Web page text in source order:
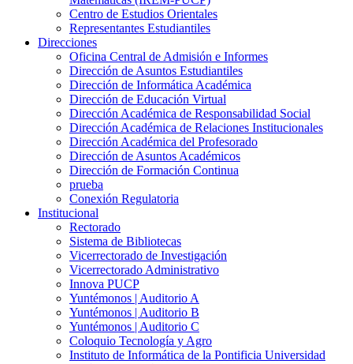
Centro de Estudios Orientales
Representantes Estudiantiles
Direcciones
Oficina Central de Admisión e Informes
Dirección de Asuntos Estudiantiles
Dirección de Informática Académica
Dirección de Educación Virtual
Dirección Académica de Responsabilidad Social
Dirección Académica de Relaciones Institucionales
Dirección Académica del Profesorado
Dirección de Asuntos Académicos
Dirección de Formación Continua
prueba
Conexión Regulatoria
Institucional
Rectorado
Sistema de Bibliotecas
Vicerrectorado de Investigación
Vicerrectorado Administrativo
Innova PUCP
Yuntémonos | Auditorio A
Yuntémonos | Auditorio B
Yuntémonos | Auditorio C
Coloquio Tecnología y Agro
Instituto de Informática de la Pontificia Universidad